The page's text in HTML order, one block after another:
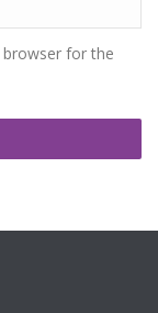
browser for the